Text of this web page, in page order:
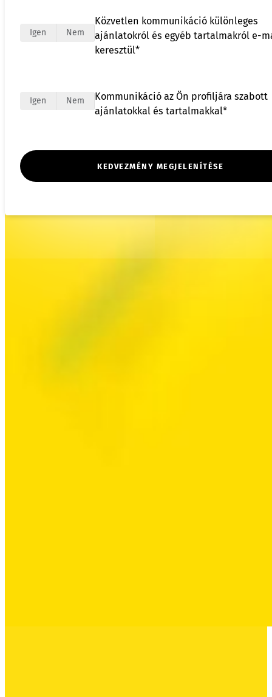
Igen Nem
Közvetlen kommunikáció különleges
ajánlatokról és egyéb tartalmakról e-
keresztül*
Igen Nem
Kommunikáció az Ön profiljára szabott
ajánlatokkal és tartalmakkal*
KEDVEZMÉNY MEGJELENÍTÉSE